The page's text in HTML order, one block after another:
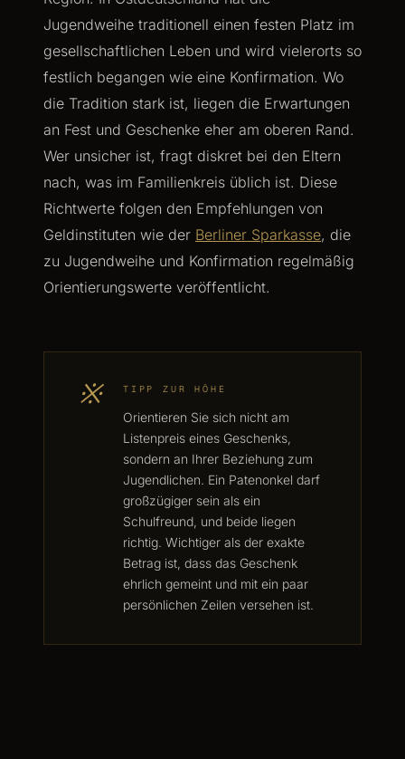
Jugendweihe traditionell einen festen Platz im
gesellschaftlichen Leben und wird vielerorts so
festlich begangen wie eine Konfirmation. Wo
die Tradition stark ist, liegen die Erwartungen
an Fest und Geschenke eher am oberen Rand.
Wer unsicher ist, fragt diskret bei den Eltern
nach, was im Familienkreis üblich ist. Diese
Richtwerte folgen den Empfehlungen von
Geldinstituten wie der Berliner Sparkasse, die
zu Jugendweihe und Konfirmation regelmäßig
Orientierungswerte veröffentlicht.
※ TIPP ZUR HÖHE
Orientieren Sie sich nicht am
Listenpreis eines Geschenks,
sondern an Ihrer Beziehung zum
Jugendlichen. Ein Patenonkel darf
großzügiger sein als ein
Schulfreund, und beide liegen
richtig. Wichtiger als der exakte
Betrag ist, dass das Geschenk
ehrlich gemeint und mit ein paar
persönlichen Zeilen versehen ist.